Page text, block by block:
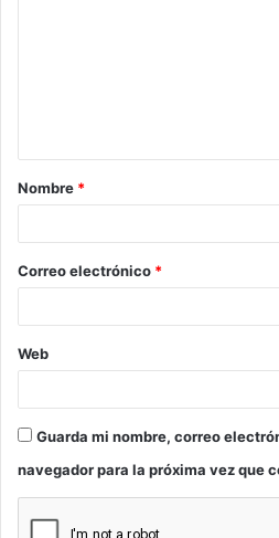
a
r
*
Nombre *
Correo electrónico *
Web
Guarda mi nombre, correo
navegador para la próxima vez que